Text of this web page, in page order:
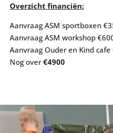
Overzicht financiën:
Aanvraag ASM sportboxen
Aanvraag ASM workshop
Aanvraag Ouder en Kind cafe
Nog over €4900